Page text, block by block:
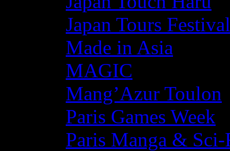
Japan Tours Festival
Made in Asia
MAGIC
Mang’Azur Toulon
Paris Games Week
Paris Manga &